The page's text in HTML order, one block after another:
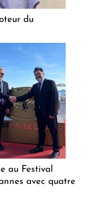
du
au Festival
avec quatre